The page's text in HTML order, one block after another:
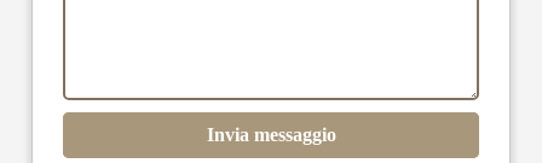
Invia messaggio